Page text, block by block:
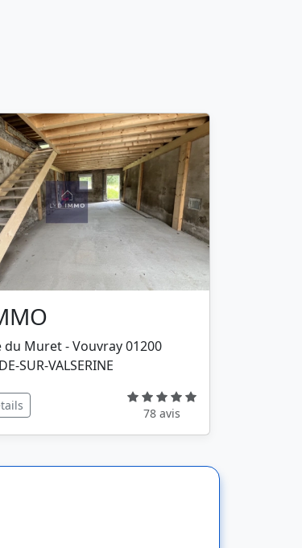
du Muret - Vouvray 01200
SUR-VALSERINE
78 avis